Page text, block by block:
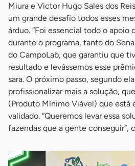
Miura e Victor Hugo Sales dos
um grande desafio todos esses
árduo. “Foi essencial todo o apoio
durante o programa, tanto do
do CampoLab, que garantiu que
resultado e levássemos esse
sara. O próximo passo, segundo
profissionalizar mais a solução,
(Produto Mínimo Viável) que
validado. “Queremos levar essa
fazendas que a gente conseguir”,